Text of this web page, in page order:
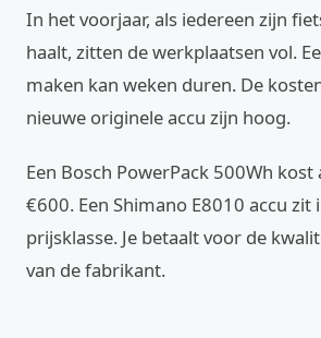
In het voorjaar, als iedereen zijn
haalt, zitten de werkplaatsen vol.
maken kan weken duren. De
nieuwe originele accu zijn hoog.
Een Bosch PowerPack 500Wh
€600. Een Shimano E8010 accu zit
prijsklasse. Je betaalt voor de
van de fabrikant.